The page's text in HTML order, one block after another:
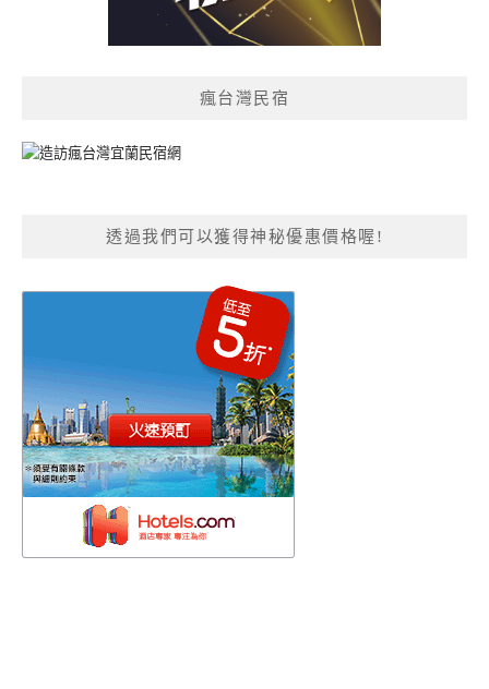
瘋台灣民宿
透過我們可以獲得神秘優惠價格喔!